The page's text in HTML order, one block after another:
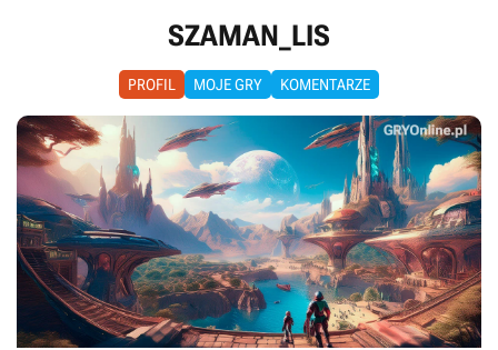
SZAMAN_LIS
PROFIL MOJE GRY KOMENTARZE